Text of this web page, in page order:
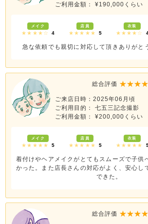
ご利用金額： ¥190,000くらい
メイク
★★★★☆ 4
店員
★★★★★ 5
衣装
★★★★☆
急な依頼でも親切に対応して頂きありがと
総合評価
ご来店日時：2025年06月頃
ご利用目的： 七五三記念撮影
ご利用金額： ¥200,000くらい
メイク
★★★★★ 5
店員
★★★★★ 5
衣装
★★★★★
着付けやヘアメイクがとてもスムーズで子供
かった。また店長さんの対応がよく、安心し
できた。
総合評価